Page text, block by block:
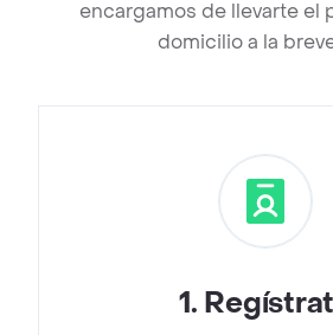
encargamos de llevarte el
domicilio a la
1.